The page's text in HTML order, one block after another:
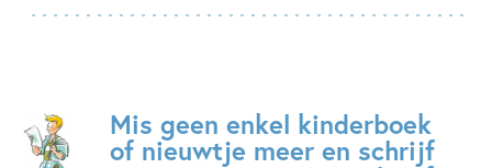
Mis geen enkel kinderboek
of nieuwtje meer en schrijf